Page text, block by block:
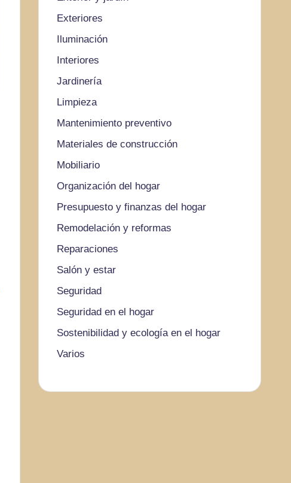
Exteriores
Iluminación
Interiores
Jardinería
Limpieza
Mantenimiento preventivo
Materiales de construcción
Mobiliario
Organización del hogar
Presupuesto y finanzas del hogar
Remodelación y reformas
Reparaciones
Salón y estar
Seguridad
Seguridad en el hogar
Sostenibilidad y ecología en el hogar
Varios